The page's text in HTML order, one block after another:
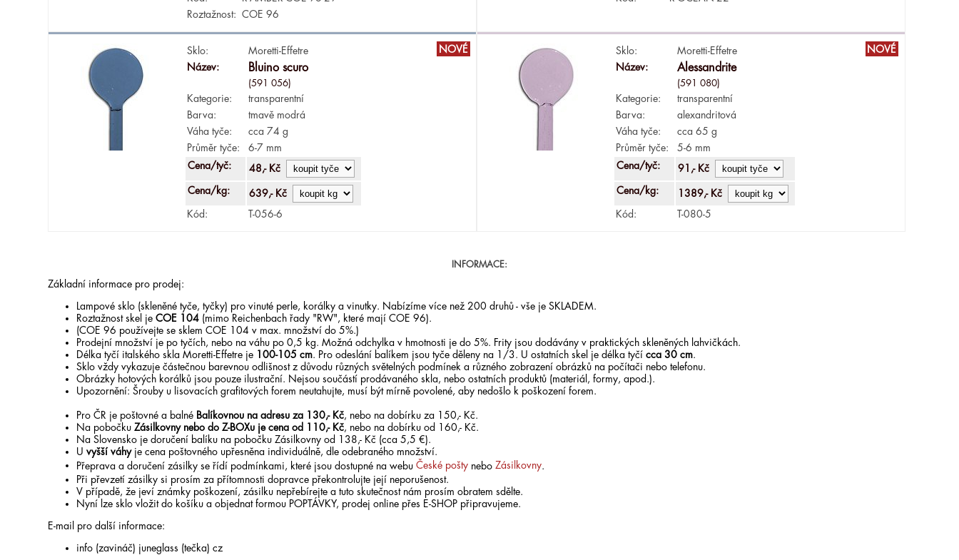
Roztažnost:
COE 96
NOVÉ
Sklo:
Moretti-Effetre
Název:
Bluino scuro
(591 056)
Kategorie:
transparentní
Barva:
tmavě modrá
Váha tyče:
cca 74 g
Průměr tyče:
6-7 mm
Cena/tyč:
48,- Kč
Cena/kg: 639,- Kč
Kód: T-056-6
NOVÉ
Sklo:
Moretti-Effetre
Název:
Alessandrite
(591 080)
Kategorie:
transparentní
Barva:
alexandritová
Váha tyče:
cca 65 g
Průměr tyče:
5-6 mm
Cena/tyč:
91,- Kč
Cena/kg: 1389,- Kč
Kód: T-080-5
INFORMACE:
Základní informace pro prodej:
Lampové sklo (skleněné tyče, tyčky) pro vinuté perle, korálky a vinutky. Nabízíme více než 200 druhů - vše je SKLADEM.
Roztažnost skel jeCOE 104 (mimo Reichenbach řady "RW", které mají COE 96).
(COE 96 používejte se sklem COE 104 v max. množství do 5%.)
Prodejní množství je po tyčích, nebo na váhu po 0,5 kg. Možná odchylka v hmotnosti je do 5%. Frity jsou dodávány v praktických skleněných lahvičkách.
Délka tyčí italského skla Moretti-Effetre je 100-105 cm . Pro odeslání balíkem jsou tyče děleny na 1/3. U ostatních skel je délka tyčícca 30 cm
Sklo vždy vykazuje částečnou barevnou odlišnost z důvodu různých světelných podmínek a různého zobrazení obrázků na počítači nebo telefonu.
Obrázky hotových korálků jsou pouze ilustrační. Nejsou součástí prodávaného skla, nebo ostatních produktů (materiál, formy, apod.).
Upozornění: Šrouby u lisovacích grafitových forem neutahujte, musí být mírně povolené, aby nedošlo k poškození forem.
Pro ČR je poštovné a balné Balíkovnou na adresu za 130,- Kč , nebo na dobírku za 150,- Kč.
Na pobočku Zásilkovny nebo do Z-BOXu je cena od 110,- Kč , nebo na dobírku od 160,- Kč.
Na Slovensko je doručení balíku na pobočku Zásilkovny od 138,- Kč (cca 5,5 €).
Uvyšší váhyje cena poštovného upřesněna individuálně, dle odebraného množství.
Přeprava a doručení zásilky se řídí podmínkami, které jsou dostupné na webuČeské pošty nebo Zásilkovny
Při převzetí zásilky si prosím za přítomnosti dopravce překontrolujte její neporušenost.
V případě, že jeví známky poškození, zásilku nepřebírejte a tuto skutečnost nám prosím obratem sdělte.
Nyní lze sklo vložit do košíku a objednat formou POPTÁVKY, prodej online přes E-SHOP připravujeme.
E-mail pro další informace:
info (zavináč) juneglass (tečka) cz